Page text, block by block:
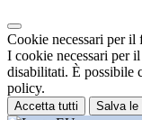
Cookie necessari per il
I cookie necessari per
disabilitati. È possibile
policy.
Accetta tutti Salva le